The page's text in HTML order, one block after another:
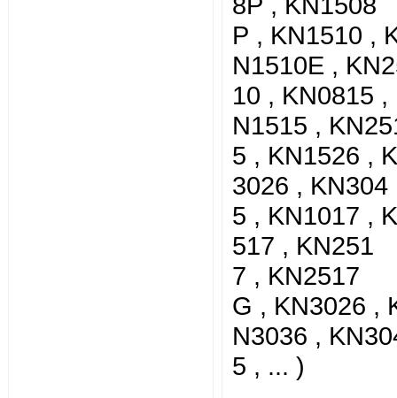
P , KN1510 ,
N1510E ,
10 , KN0815 ,
N1515 ,
5 , KN1526 ,
3026 , KN304
5 , KN1017 ,
517 , KN251
7 , KN2517
G , KN3026 ,
N3036 ,
5 , ... )